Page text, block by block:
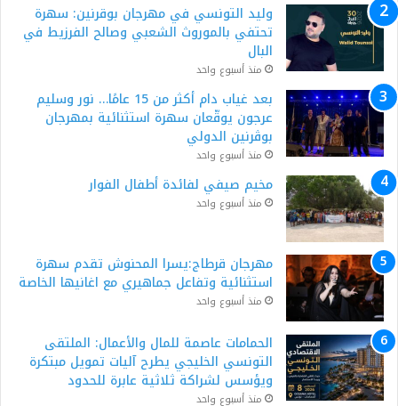
وليد التونسي في مهرجان بوقرنين: سهرة
تحتفي بالموروث الشعبي وصالح الفرزيط في
البال
منذ أسبوع واحد
بعد غياب دام أكثر من 15 عامًا… نور وسليم
عرجون يوقّعان سهرة استثنائية بمهرجان
بوڨرنين الدولي
منذ أسبوع واحد
مخيم صيفي لفائدة أطفال الفوار
منذ أسبوع واحد
مهرجان قرطاج:يسرا المحنوش تقدم سهرة
استثنائية وتفاعل جماهيري مع اغانيها الخاصة
منذ أسبوع واحد
الحمامات عاصمة للمال والأعمال: الملتقى
التونسي الخليجي يطرح آليات تمويل مبتكرة
ويؤسس لشراكة ثلاثية عابرة للحدود
منذ أسبوع واحد